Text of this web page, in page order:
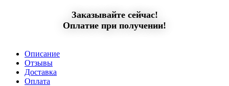
Заказывайте сейчас!
Оплатие при получении!
Описание
Отзывы
Доставка
Оплата